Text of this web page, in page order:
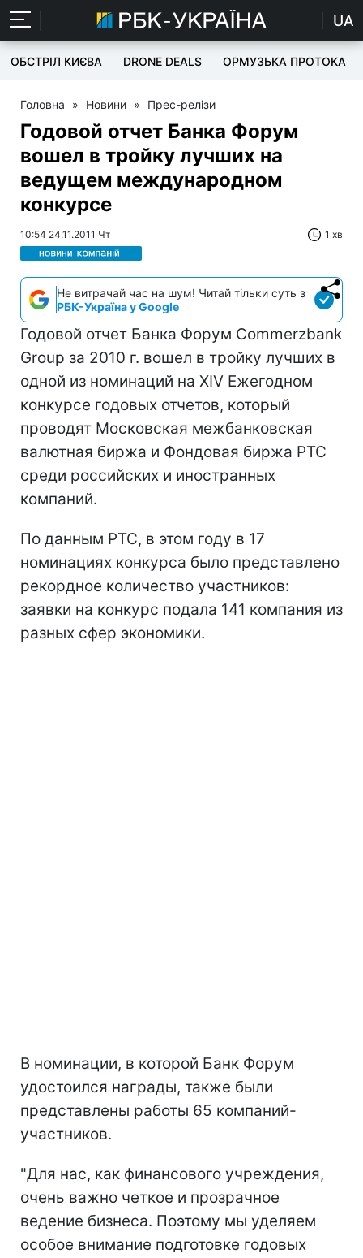
UA
ОБСТРІЛ КИЄВА DRONE DEALS ОРМУЗЬКА ПРОТОКА
Головна » Новини » Прес-релізи
Годовой отчет Банка Форум
вошел в тройку лучших на
ведущем международном
конкурсе
10:54 24.11.2011 Чт 1 хв
Не витрачай час на шум! Читай тільки суть з
РБК-Україна у Google
Годовой отчет Банка Форум Commerzbank
Group за 2010 г. вошел в тройку лучших в
одной из номинаций на XIV Ежегодном
конкурсе годовых отчетов, который
проводят Московская межбанковская
валютная биржа и Фондовая биржа РТС
среди российских и иностранных
компаний.
По данным РТС, в этом году в 17
номинациях конкурса было представлено
рекордное количество участников:
заявки на конкурс подала 141 компания из
разных сфер экономики.
В номинации, в которой Банк Форум
удостоился награды, также были
представлены работы 65 компаний-
участников.
"Для нас, как финансового учреждения,
очень важно четкое и прозрачное
ведение бизнеса. Поэтому мы уделяем
особое внимание подготовке годовых